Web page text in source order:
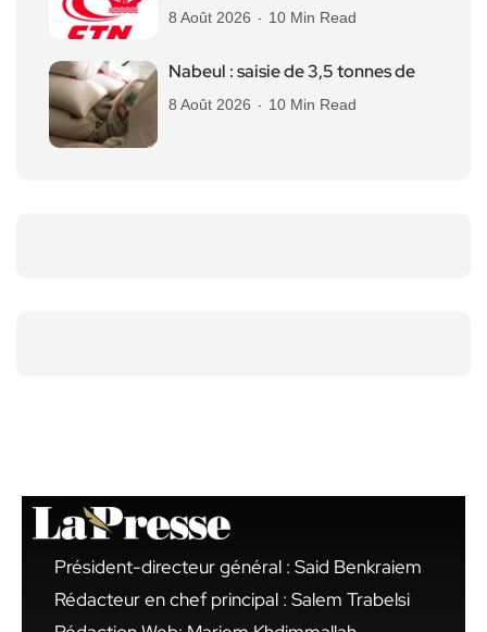
8 Août 2026 10 Min Read
Nabeul : saisie de 3,5 tonnes de
8 Août 2026 10 Min Read
Président-directeur général : Said Benkraiem
Rédacteur en chef principal : Salem Trabelsi